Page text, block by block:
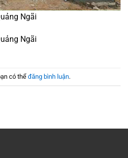
Ngãi
Ngãi
có thể đăng bình luận.